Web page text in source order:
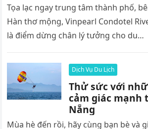
Tọa lạc ngay trung tâm thành phố,
Hàn thơ mộng, Vinpearl Condotel
là điểm dừng chân lý tưởng cho du…
Dịch Vụ Du Lịch
Thử sức với
cảm giác mạnh
Nẵng
Mùa hè đến rồi, hãy cùng bạn bè và